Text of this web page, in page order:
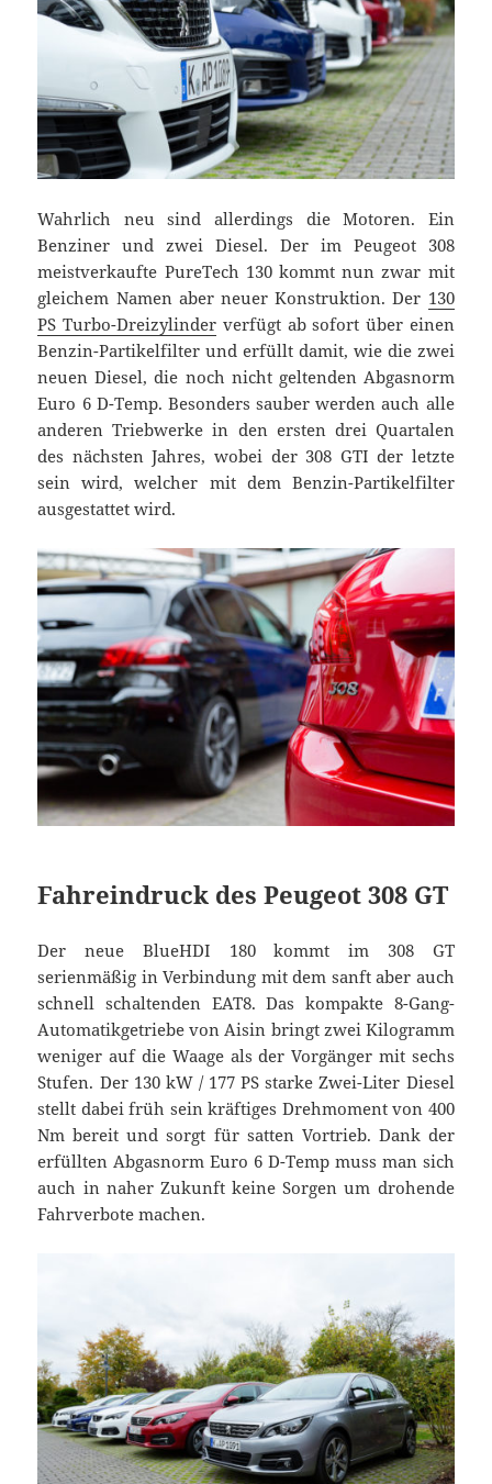
Wahrlich neu sind allerdings die Motoren. Ein
Benziner und zwei Diesel. Der im Peugeot 308
meistverkaufte PureTech 130 kommt nun zwar mit
gleichem Namen aber neuer Konstruktion. Der 130
PS Turbo-Dreizylinder verfügt ab sofort über einen
Benzin-Partikelfilter und erfüllt damit, wie die zwei
neuen Diesel, die noch nicht geltenden Abgasnorm
Euro 6 D-Temp. Besonders sauber werden auch alle
anderen Triebwerke in den ersten drei Quartalen
des nächsten Jahres, wobei der 308 GTI der letzte
sein wird, welcher mit dem Benzin-Partikelfilter
ausgestattet wird.
Fahreindruck des Peugeot 308 GT
Der neue BlueHDI 180 kommt im 308 GT
serienmäßig in Verbindung mit dem sanft aber auch
schnell schaltenden EAT8. Das kompakte 8-Gang-
Automatikgetriebe von Aisin bringt zwei Kilogramm
weniger auf die Waage als der Vorgänger mit sechs
Stufen. Der 130 kW / 177 PS starke Zwei-Liter Diesel
stellt dabei früh sein kräftiges Drehmoment von 400
Nm bereit und sorgt für satten Vortrieb. Dank der
erfüllten Abgasnorm Euro 6 D-Temp muss man sich
auch in naher Zukunft keine Sorgen um drohende
Fahrverbote machen.